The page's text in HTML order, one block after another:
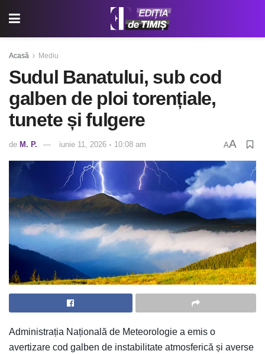
Acasă Mediu
Sudul Banatului, sub cod
galben de ploi torențiale,
tunete și fulgere
de M. P. iunie 11, 2026 ◦ 10:08 am AA
Administrația Națională de Meteorologie a emis o
avertizare cod galben de instabilitate atmosferică și averse